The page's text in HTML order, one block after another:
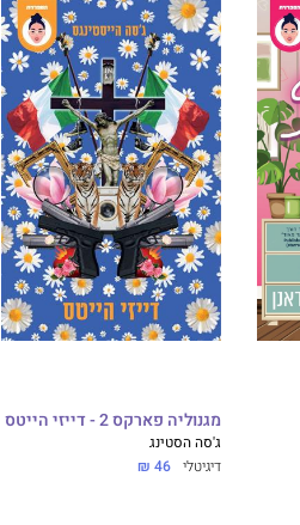
מגנוליה פארקס 2 - דייזי הייטס
ג'סה הסטינג
דיגיטלי 46 ₪